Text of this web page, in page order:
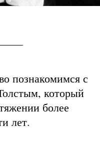
познакомимся с
который
более
лет.